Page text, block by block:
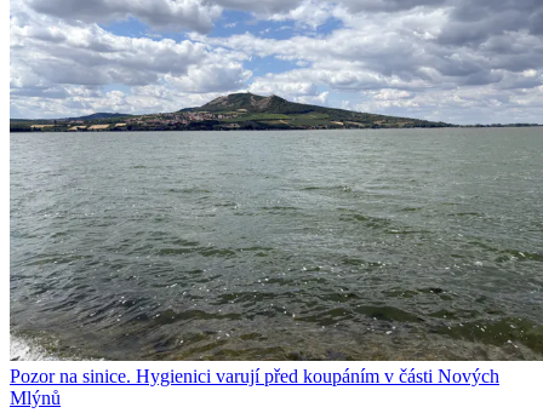
Pozor na sinice. Hygienici varují před koupáním v části Nových
Mlýnů